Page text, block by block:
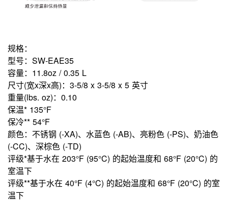
规格：
型号：SW-EAE35
容量：11.8oz / 0.35 L
尺寸(宽x深x高)：3-5/8 x 3-5/8 x 5 英寸
重量(lbs. oz)：0.10
保温* 135°F
保冷** 54°F
颜色：不锈钢 (-XA)、水蓝色 (-AB)、亮粉色 (-PS)、奶油色
(-CC)、深棕色 (-TD)
评级*基于水在 203°F (95°C) 的起始温度和 68°F (20°C) 的
室温下
评级**基于水在 40°F (4°C) 的起始温度和 68°F (20°C) 的室
温下